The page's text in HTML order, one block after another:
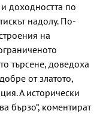
доходността по
надолу. По-
на
търсене, доведоха
от златото,
А исторически
бързо“, коментират